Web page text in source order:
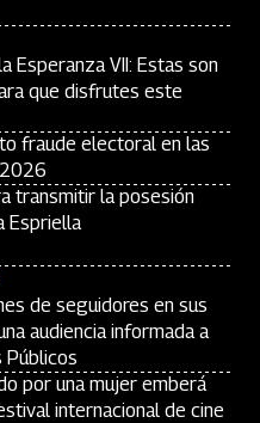
Esperanza VII: Estas son
que disfrutes este
fraude electoral en las
transmitir la posesión
Espriella
de seguidores en sus
audiencia informada a
Públicos
por una mujer emberá
internacional de cine